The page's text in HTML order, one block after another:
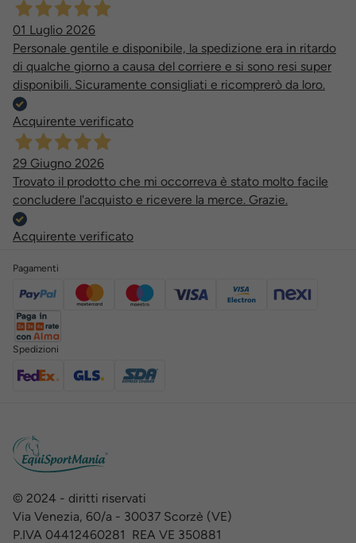
01 Luglio 2026
Personale gentile e disponibile, la spedizione era in ritardo
di qualche giorno a causa del corriere e si sono resi super
disponibili. Sicuramente consigliati e ricomprerò da loro.
Acquirente verificato
29 Giugno 2026
Trovato il prodotto che mi occorreva è stato molto facile
concludere l'acquisto e ricevere la merce. Grazie.
Acquirente verificato
Pagamenti
Spedizioni
© 2024 - diritti riservati
Via Venezia, 60/a - 30037 Scorzè (VE)
P.IVA 04412460281 REA VE 350881